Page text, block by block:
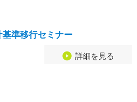
準移行セミナー
詳細を見る